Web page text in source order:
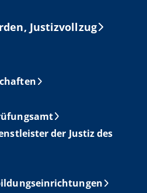
Justizvollzug
der Justiz des